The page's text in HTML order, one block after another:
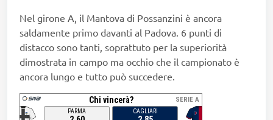
Nel girone A, il Mantova di Possanzini è ancora
saldamente primo davanti al Padova. 6 punti di
distacco sono tanti, soprattuto per la superiorità
dimostrata in campo ma occhio che il campionato è
ancora lungo e tutto può succedere.